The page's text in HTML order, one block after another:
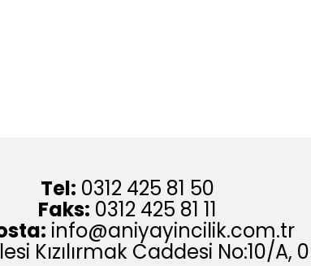
Tel: 0312 425 81 50
Faks: 0312 425 81 11
info@aniyayincilik.com.tr
Kızılırmak Caddesi No:10/